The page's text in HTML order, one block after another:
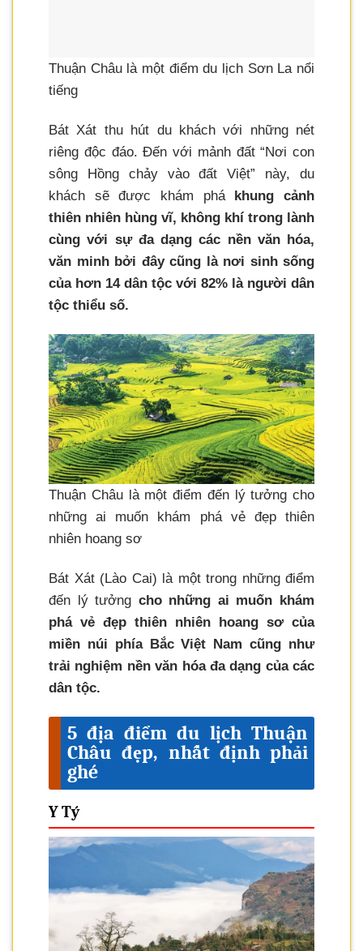
Thuận Châu là một điểm du lịch Sơn La nổi
tiếng
Bát Xát thu hút du khách với những nét
riêng độc đáo. Đến với mảnh đất “Nơi con
sông Hồng chảy vào đất Việt” này, du
khách sẽ được khám phá
khung cảnh
thiên nhiên hùng vĩ, không khí trong lành
cùng với sự đa dạng các nền văn hóa,
văn minh bởi đây cũng là nơi sinh sống
của hơn 14 dân tộc với 82% là người dân
tộc thiểu số.
Thuận Châu là một điểm đến lý tưởng cho
những ai muốn khám phá vẻ đẹp thiên
nhiên hoang sơ
Bát Xát (Lào Cai) là một trong những điểm
đến lý tưởng cho những ai muốn khám
phá vẻ đẹp thiên nhiên hoang sơ của
miền núi phía Bắc Việt Nam cũng như
trải nghiệm nền văn hóa đa dạng của các
dân tộc.
5 địa điểm du lịch Thuận
Châu đẹp, nhất định phải
ghé
Y Tý